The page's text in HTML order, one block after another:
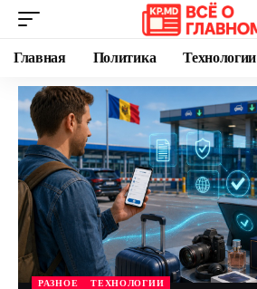
Главная Политика Технологии
РАЗНОЕ ТЕХНОЛОГИИ